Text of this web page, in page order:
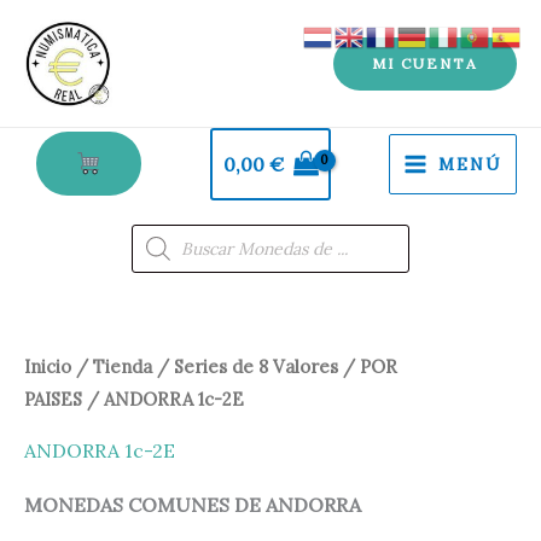
contenido
MI CUENTA
0,00 € MENÚ
Búsqueda
de
productos
Inicio /Tienda/ Series de 8 Valores / POR
PAISES / ANDORRA 1c-2E
ANDORRA 1c-2E
MONEDAS COMUNES DE ANDORRA
Ordenado
por